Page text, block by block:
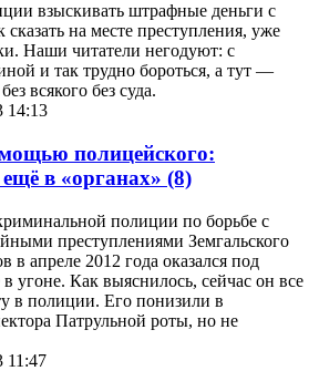
взыскивать штрафные деньги с
на месте преступления, уже
Наши читатели негодуют: с
и так трудно бороться, а тут —
всякого без суда.
14:13
полицейского:
в «органах» (8)
полиции по борьбе с
преступлениями Земгальского
в апреле 2012 года оказался под
в угоне. Как выяснилось, сейчас он все
в полиции. Его понизили в
Патрульной роты, но не
11:47